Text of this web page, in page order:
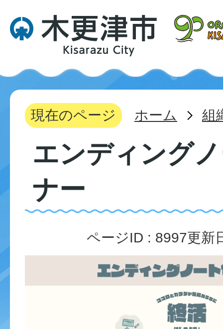
現在のページ ホーム 組
エンディング
ナー
ページID : 8997更新